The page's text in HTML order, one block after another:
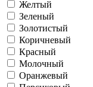
Желтый
Зеленый
Золотистый
Коричневый
Красный
Молочный
Оранжевый